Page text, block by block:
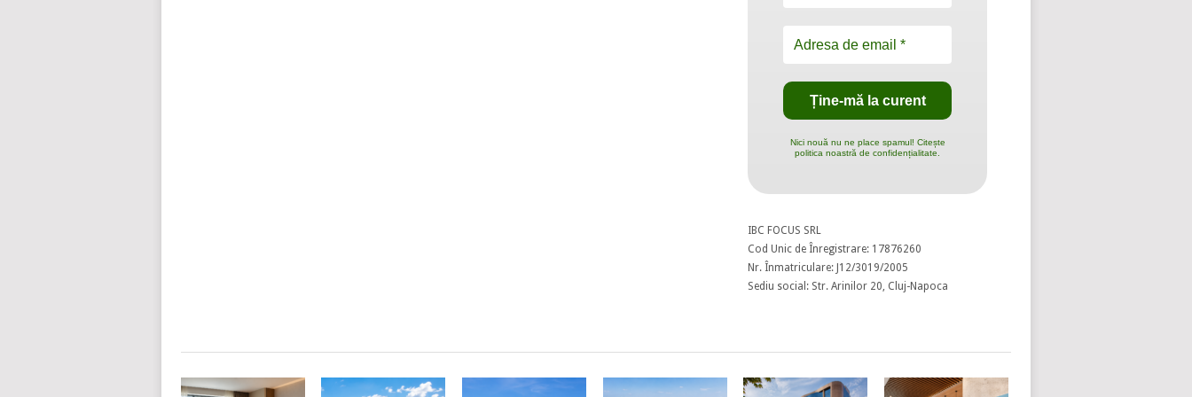
Nici nouă nu ne place spamul! Citește
politica noastră de confidențialitate.
IBC FOCUS SRL
Cod Unic de Înregistrare: 17876260
Nr. Înmatriculare: J12/3019/2005
Sediu social: Str. Arinilor 20, Cluj-Napoca